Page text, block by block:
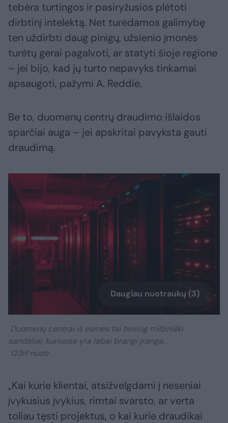
tebėra turtingos ir pasiryžusios plėtoti
dirbtinį intelektą. Net turėdamos galimybę
ten uždirbti daug pinigų, užsienio įmonės
turėtų gerai pagalvoti, ar statyti šioje regione
– jei bijo, kad jų turto nepavyks tinkamai
apsaugoti, pažymi A. Reddie.
Be to, duomenų centrų draudimo išlaidos
sparčiai auga – jei apskritai pavyksta gauti
draudimą.
Daugiau nuotraukų (3)
Duomenų centrai iš esmės tai tiesiog milžiniški
sandėliai, kuriuose yra labai brangi įranga.
123rf nuotr.
„Kai kurie klientai, atsižvelgdami į neseniai
įvykusius įvykius, rimtai svarsto, ar verta
toliau tęsti projektus, o kai kurie draudikai